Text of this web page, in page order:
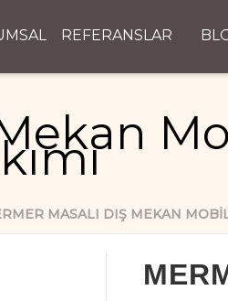
REFERANSLAR
MASALI DIŞ MEKAN